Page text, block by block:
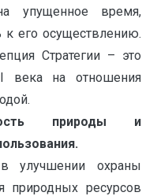
упущенное время,
к его осуществлению.
Стратегии – это
века на отношения
природы и
улучшении охраны
природных ресурсов